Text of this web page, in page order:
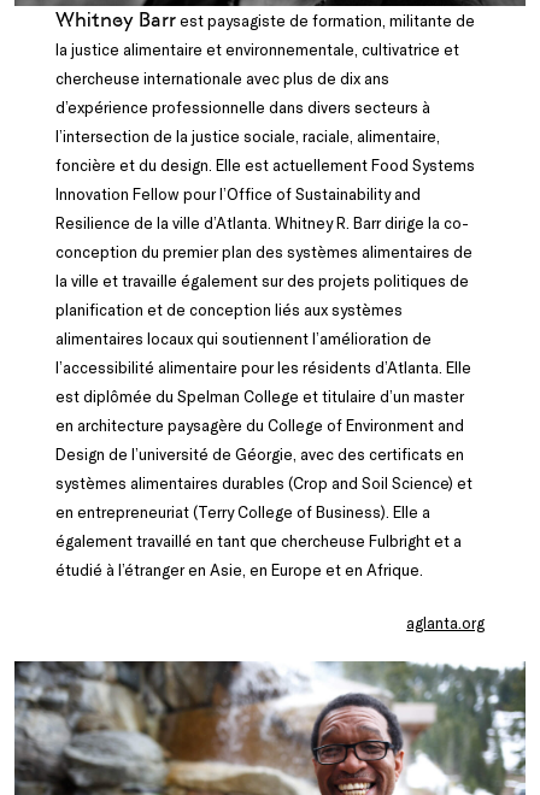
Whitney Barrest paysagiste de formation, militante de
la justice alimentaire et environnementale, cultivatrice et
chercheuse internationale avec plus de dix ans
d’expérience professionnelle dans divers secteurs à
l’intersection de la justice sociale, raciale, alimentaire,
foncière et du design. Elle est actuellement Food Systems
Innovation Fellow pour l’Office of Sustainability and
Resilience de la ville d’Atlanta. Whitney R. Barr dirige la co-
conception du premier plan des systèmes alimentaires de
la ville et travaille également sur des projets politiques de
planification et de conception liés aux systèmes
alimentaires locaux qui soutiennent l’amélioration de
l’accessibilité alimentaire pour les résidents d’Atlanta. Elle
est diplômée du Spelman College et titulaire d’un master
en architecture paysagère du College of Environment and
Design de l’université de Géorgie, avec des certificats en
systèmes alimentaires durables (Crop and Soil Science) et
en entrepreneuriat (Terry College of Business). Elle a
également travaillé en tant que chercheuse Fulbright et a
étudié à l’étranger en Asie, en Europe et en Afrique.
aglanta.org